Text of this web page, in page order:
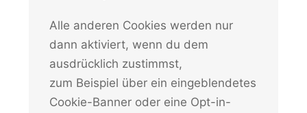
Alle anderen Cookies werden nur
dann aktiviert, wenn du dem
ausdrücklich zustimmst,
zum Beispiel über ein eingeblendetes
Cookie-Banner oder eine Opt-in-